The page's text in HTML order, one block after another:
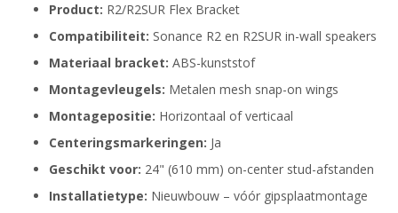
Product: R2/R2SUR Flex Bracket
Compatibiliteit: Sonance R2 en R2SUR in-wall speakers
Materiaal bracket: ABS-kunststof
Montagevleugels: Metalen mesh snap-on wings
Montagepositie: Horizontaal of verticaal
Centeringsmarkeringen: Ja
Geschikt voor: 24" (610 mm) on-center stud-afstanden
Installatietype: Nieuwbouw – vóór gipsplaatmontage